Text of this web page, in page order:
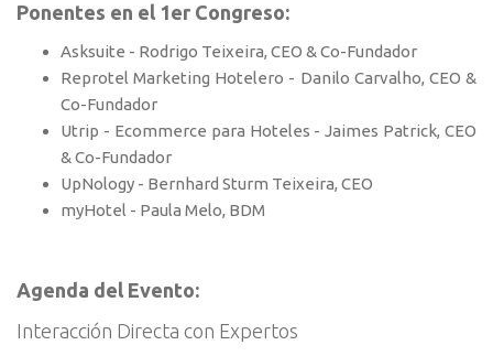
Ponentes en el 1er Congreso:
Asksuite - Rodrigo Teixeira, CEO & Co-Fundador
Reprotel Marketing Hotelero - Danilo Carvalho, CEO &
Co-Fundador
Utrip - Ecommerce para Hoteles - Jaimes Patrick, CEO
& Co-Fundador
UpNology - Bernhard Sturm Teixeira, CEO
myHotel - Paula Melo, BDM
Agenda del Evento:
Interacción Directa con Expertos